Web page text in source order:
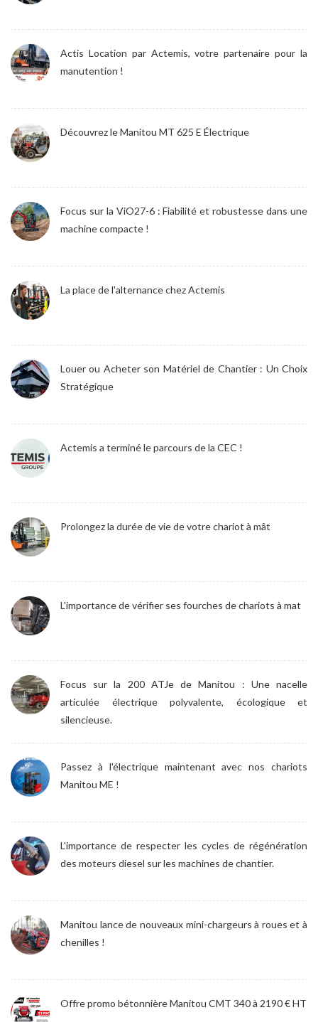
Actis Location par Actemis, votre partenaire pour la
manutention !
Découvrez le Manitou MT 625 E Électrique
Focus sur la ViO27-6 : Fiabilité et robustesse dans une
machine compacte !
La place de l'alternance chez Actemis
Louer ou Acheter son Matériel de Chantier : Un Choix
Stratégique
Actemis a terminé le parcours de la CEC !
Prolongez la durée de vie de votre chariot à mât
L'importance de vérifier ses fourches de chariots à mat
Focus sur la 200 ATJe de Manitou : Une nacelle
articulée électrique polyvalente, écologique et
silencieuse.
Passez à l'électrique maintenant avec nos chariots
Manitou ME !
L'importance de respecter les cycles de régénération
des moteurs diesel sur les machines de chantier.
Manitou lance de nouveaux mini-chargeurs à roues et à
chenilles !
Offre promo bétonnière Manitou CMT 340 à 2190 € HT